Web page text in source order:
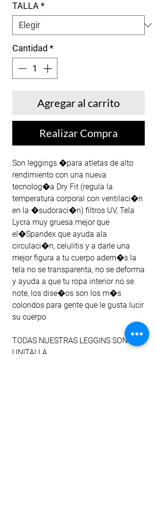
TALLA *
Cantidad *
Agregar al carrito
Realizar Compra
Son leggings �para atletas de alto
rendimiento con una nueva
tecnolog�a Dry Fit (regula la
temperatura corporal con ventilaci�n
en la �sudoraci�n) filtros UV, Tela
Lycra muy gruesa mejor que
el�Spandex que ayuda ala
circulaci�n, celulitis y a darle una
mejor figura a tu cuerpo adem�s la
tela no se transparenta, no se deforma
y ayuda a que tu ropa interior no se
note, los dise�os son los m�s
coloridos para gente que le gusta lucir
su cuerpo
TODAS NUESTRAS LEGGINS SON
UNITALLA